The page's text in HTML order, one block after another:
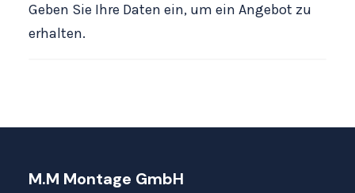
Geben Sie Ihre Daten ein, um ein Angebot zu
erhalten.
M.M Montage GmbH